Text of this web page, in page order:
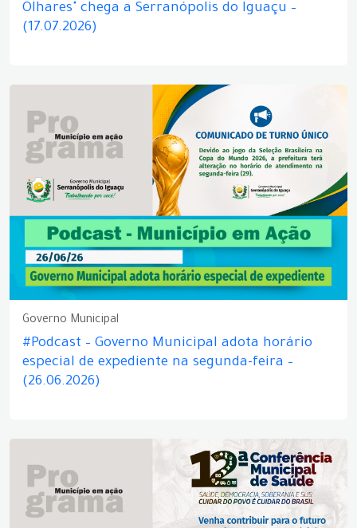
Olhares" chega a Serranópolis do Iguaçu –
(17.07.2026)
Governo Municipal
#Podcast – Governo Municipal adota horário
especial de expediente na segunda-feira –
(26.06.2026)